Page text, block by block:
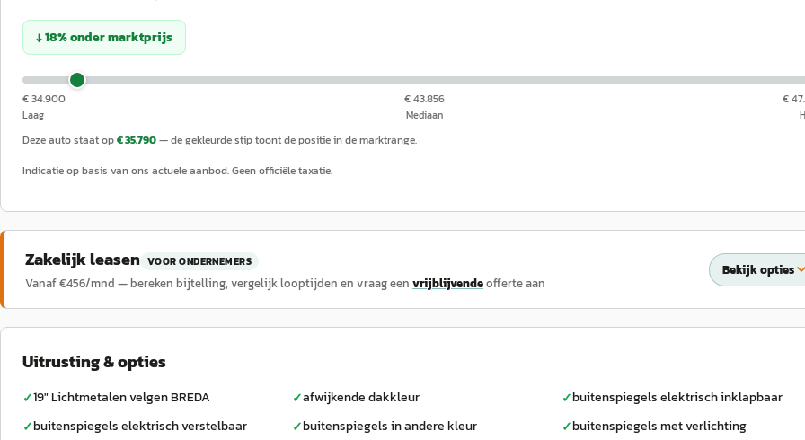
↓18%ondermarktprijs
€ 34.900
Laag
€ 43.856
Mediaan
€
Deze auto staat op€ 35.790— de gekleurde stip toont de positie in de marktrange.
Indicatie op basis van ons actuele aanbod. Geen officiële taxatie.
Zakelijk leasen VOOR ONDERNEMERS
Vanaf €456/mnd — bereken bijtelling, vergelijk looptijden en vraag een vrijblijvendeofferte aan
Bekijk opties
Uitrusting & opties
✓19" Lichtmetalen velgen BREDA ✓afwijkende dakkleur ✓buitenspiegels elektrisch inklapbaar
✓buitenspiegels elektrisch verstelbaar ✓buitenspiegels in andere kleur ✓buitenspiegels met verlichting